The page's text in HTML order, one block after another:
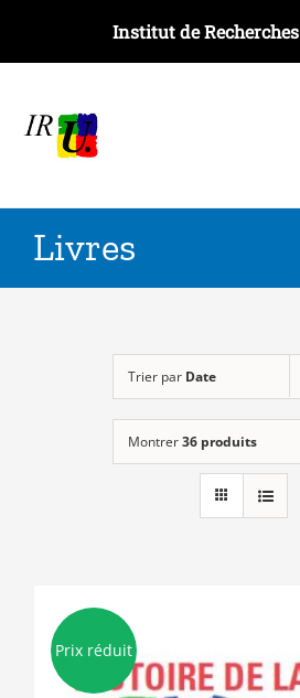
contenu
Institut de Recherches
Les recherches
Les événements
Livres
Trier par Date
Montrer36 produits
Prix réduit